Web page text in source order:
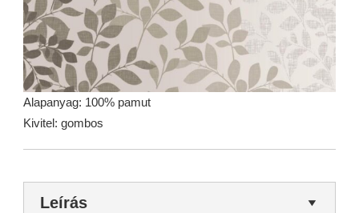
Alapanyag: 100% pamut
Kivitel: gombos
Leírás